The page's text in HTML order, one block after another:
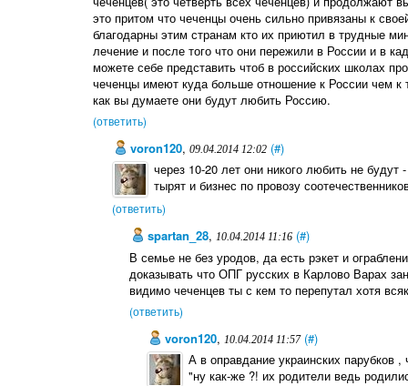
это притом что чеченцы очень сильно привязаны к
благодарны этим странам кто их приютил в трудные
лечение и после того что они пережили в России и в
можете себе представить чтоб в российских школах
чеченцы имеют куда больше отношение к России чем к
как вы думаете они будут любить Россию.
(ответить)
voron120, 09.04.2014 12:02 (#)
через 10-20 лет они никого любить не
тырят и бизнес по провозу
(ответить)
spartan_28,10.04.2014 11:16 (#)
В семье не без уродов, да есть рэкет и
доказывать что ОПГ русских в Карлово Варах
видимо чеченцев ты с кем то перепутал хотя
(ответить)
voron120,10.04.2014 11:57 (#)
А в оправдание украинских парубков
"ну как-же ?! их родители ведь